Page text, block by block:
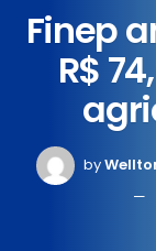
Finep
R$
by